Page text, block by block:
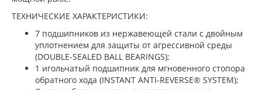
ТЕХНИЧЕСКИЕ ХАРАКТЕРИСТИКИ:
7 подшипников из нержавеющей стали с двойным
уплотнением для защиты от агрессивной среды
(DOUBLE-SEALED BALL BEARINGS);
1 игольчатый подшипник для мгновенного стопора
обратного хода (INSTANT ANTI-REVERSE® SYSTEM);